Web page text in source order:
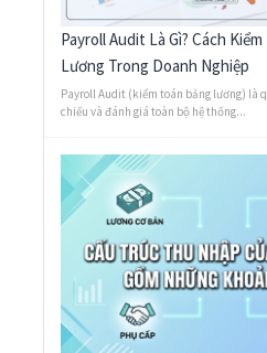
Payroll Audit Là Gì? Cách
Lương Trong Doanh Nghiệp
Payroll Audit (kiểm toán bảng lương) là
chiếu và đánh giá toàn bộ hệ thống...